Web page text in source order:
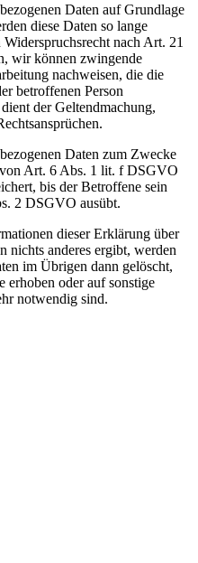
Daten auf Grundlage
diese Daten so lange
nach Art. 21
wir können zwingende
nachweisen, die die
betroffenen Person
der Geltendmachung,
Daten zum Zwecke
Art. 6 Abs. 1 lit. f DSGVO
bis der Betroffene sein
2 DSGVO ausübt.
dieser Erklärung über
nichts anderes ergibt, werden
im Übrigen dann gelöscht,
oder auf sonstige
notwendig sind.